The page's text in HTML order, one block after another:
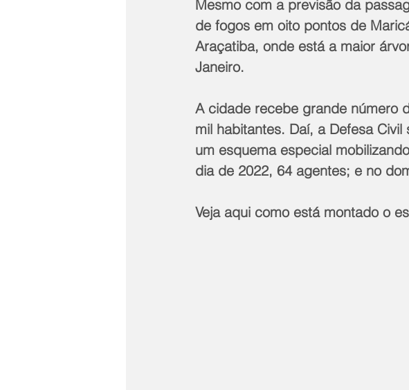
Mesmo com a previsão da
de fogos em oito pontos de
Araçatiba, onde está a maior
Janeiro.
A cidade recebe grande número
mil habitantes. Daí, a Defesa
um esquema especial
dia de 2022, 64 agentes; e no
Veja aqui como está montado o